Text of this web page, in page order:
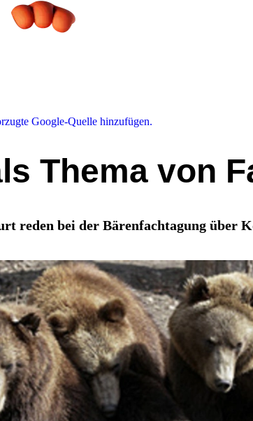
Google-Quelle hinzufügen.
Thema von
reden bei der Bärenfachtagung über